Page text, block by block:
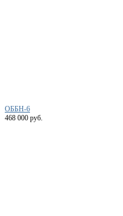
ОББН-6
468 000 руб.